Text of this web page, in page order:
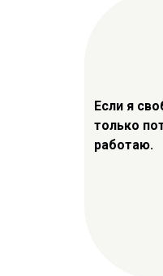
Если я
только
работаю.